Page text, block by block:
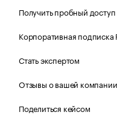
Получить пробный доступ
Корпоративная подписка
Стать экспертом
Отзывы о вашей компании
Поделиться кейсом